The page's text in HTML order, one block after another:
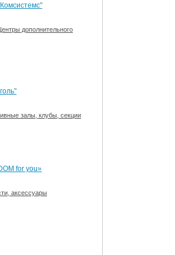
дополнительного
залы, клубы, секции
for you»
аксессуары